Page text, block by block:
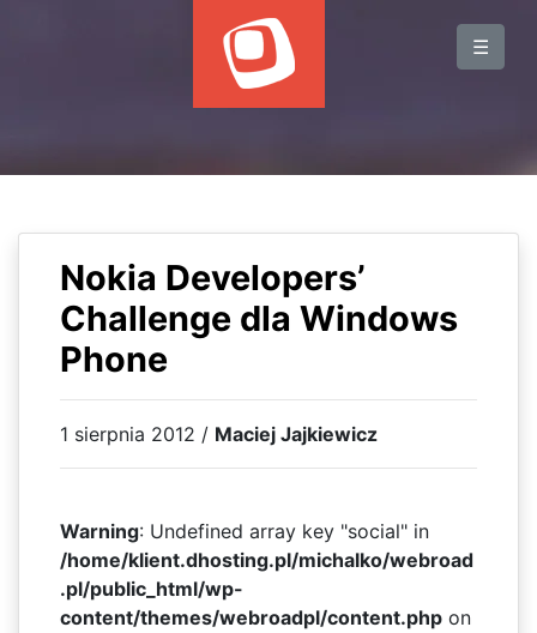
☰
BLOG
WYDARZENIA
HOSTING
Nokia Developers’
Challenge dla Windows
Phone
1 sierpnia 2012 / Maciej Jajkiewicz
Warning: Undefined array key "social" in
/home/klient.dhosting.pl/michalko/webroad
.pl/public_html/wp-
content/themes/webroadpl/content.phpon